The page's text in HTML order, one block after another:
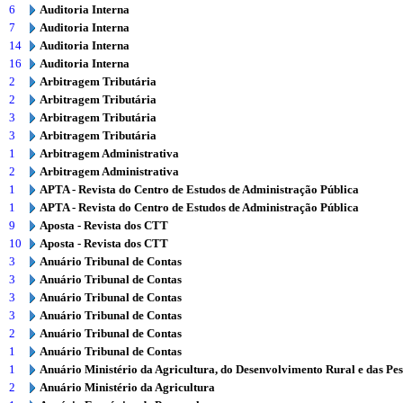
6
Auditoria Interna
7
Auditoria Interna
14
Auditoria Interna
16
Auditoria Interna
2
Arbitragem Tributária
2
Arbitragem Tributária
3
Arbitragem Tributária
3
Arbitragem Tributária
1
Arbitragem Administrativa
2
Arbitragem Administrativa
1
APTA - Revista do Centro de Estudos de Administração Pública
1
APTA - Revista do Centro de Estudos de Administração Pública
9
Aposta - Revista dos CTT
10
Aposta - Revista dos CTT
3
Anuário Tribunal de Contas
3
Anuário Tribunal de Contas
3
Anuário Tribunal de Contas
3
Anuário Tribunal de Contas
2
Anuário Tribunal de Contas
1
Anuário Tribunal de Contas
1
Anuário Ministério da Agricultura, do Desenvolvimento Rural e das
2
Anuário Ministério da Agricultura